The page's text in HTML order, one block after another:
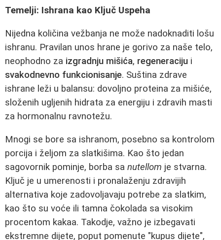
Temelji: Ishrana kao Ključ Uspeha
Nijedna količina vežbanja ne može nadoknaditi lošu
ishranu. Pravilan unos hrane je gorivo za naše telo,
neophodno za izgradnju mišića, regeneraciju i
svakodnevno funkcionisanje. Suština zdrave
ishrane leži u balansu: dovoljno proteina za mišiće,
složenih ugljenih hidrata za energiju i zdravih masti
za hormonalnu ravnotežu.
Mnogi se bore sa ishranom, posebno sa kontrolom
porcija i željom za slatkišima. Kao što jedan
sagovornik pominje, borba sa nutellom je stvarna.
Ključ je u umerenosti i pronalaženju zdravijih
alternativa koje zadovoljavaju potrebe za slatkim,
kao što su voće ili tamna čokolada sa visokim
procentom kakaa. Takodje, važno je izbegavati
ekstremne dijete, poput pomenute "kupus dijete",